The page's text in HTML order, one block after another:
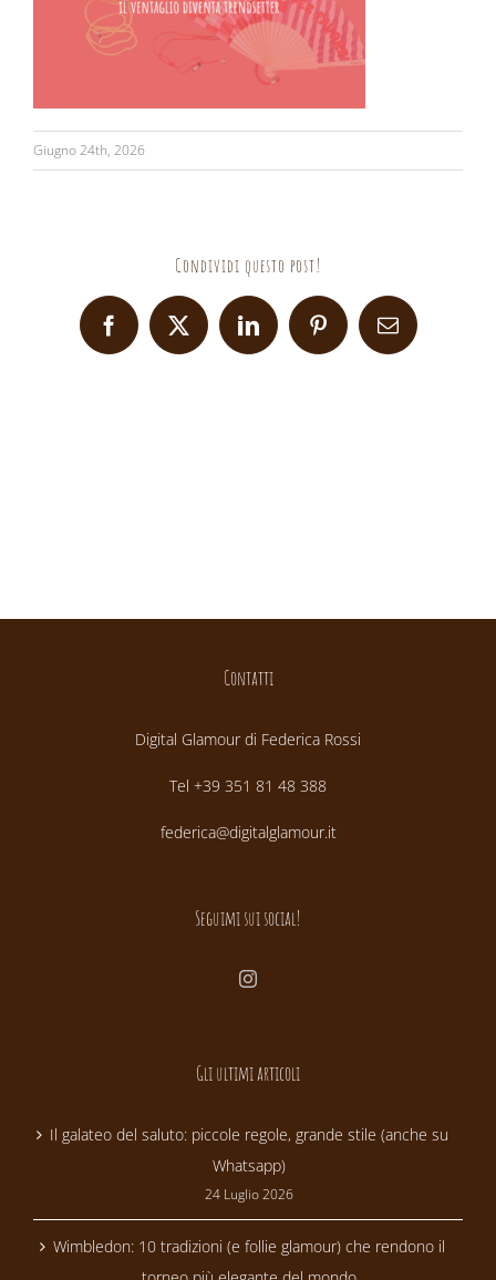
Giugno 24th, 2026
Condividi questo post!
Facebook
X LinkedInPinterestEmail
Contatti
Digital Glamour di Federica Rossi
Tel +39 351 81 48 388
federica@digitalglamour.it
Seguimi sui social!
Gli ultimi articoli
Il galateo del saluto: piccole regole, grande stile (anche su
Whatsapp)
24 Luglio 2026
Wimbledon: 10 tradizioni (e follie glamour) che rendono il